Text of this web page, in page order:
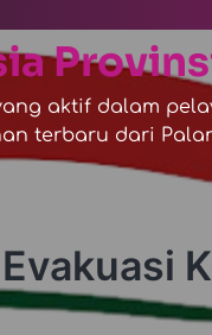
aktif dalam
terbaru dari